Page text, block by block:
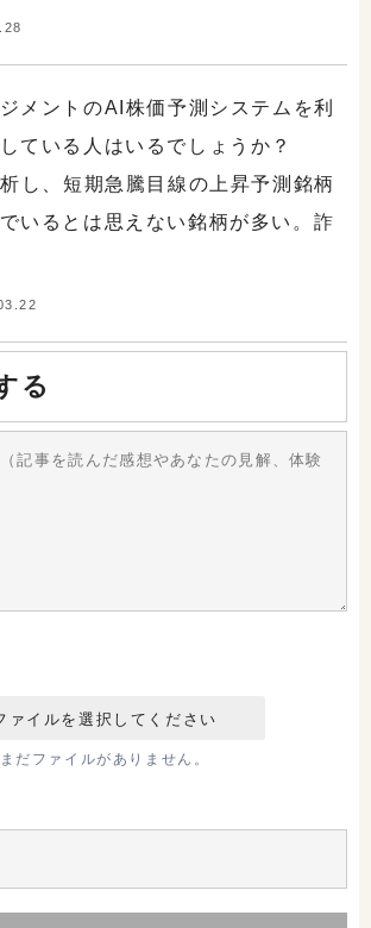
メントのAI株価予測システムを利
ている人はいるでしょうか？
し、短期急騰目線の上昇予測銘柄
いるとは思えない銘柄が多い。詐
る
まだファイルがありません。